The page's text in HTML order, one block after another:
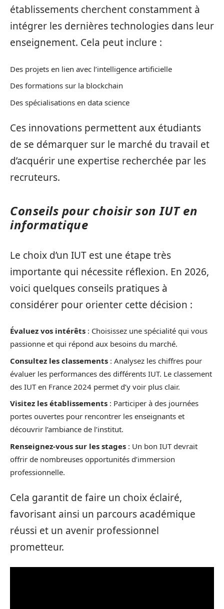
établissements cherchent constamment à
intégrer les dernières technologies dans leur
enseignement. Cela peut inclure :
Des projets en lien avec l’intelligence artificielle
Des formations sur la blockchain
Des spécialisations en data science
Ces innovations permettent aux étudiants
de se démarquer sur le marché du travail et
d’acquérir une expertise recherchée par les
recruteurs.
Conseils pour choisir son IUT en
informatique
Le choix d’un IUT est une étape très
importante qui nécessite réflexion. En 2026,
voici quelques conseils pratiques à
considérer pour orienter cette décision :
Évaluez vos intérêts : Choisissez une spécialité qui vous
passionne et qui répond aux besoins du marché.
Consultez les classements : Analysez les chiffres pour
évaluer les performances des différents IUT. Le classement
des IUT en France 2024 permet d’y voir plus clair.
Visitez les établissements : Participer à des journées
portes ouvertes pour rencontrer les enseignants et
découvrir l’ambiance de l’institut.
Renseignez-vous sur les stages : Un bon IUT devrait
offrir de nombreuses opportunités d’immersion
professionnelle.
Cela garantit de faire un choix éclairé,
favorisant ainsi un parcours académique
réussi et un avenir professionnel
prometteur.